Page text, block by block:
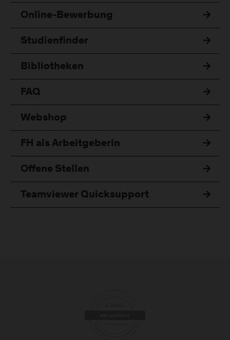
Online-Bewerbung
Studienfinder
Bibliotheken
FAQ
Webshop
FH als Arbeitgeberin
Offene Stellen
Teamviewer Quicksupport